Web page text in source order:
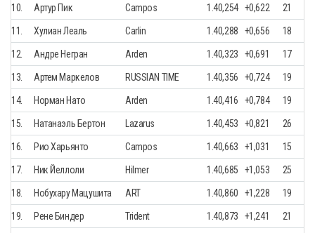
10. Артур Пик Campos 1.40,254 +0,622 21
11. Хулиан Леаль Carlin 1.40,288 +0,656 18
12. Андре Негран Arden 1.40,323 +0,691 17
13. Артем Маркелов RUSSIAN TIME 1.40,356 +0,724 19
14. Норман Нато Arden 1.40,416 +0,784 19
15. Натанаэль Бертон Lazarus 1.40,453 +0,821 26
16. Рио Харьянто Campos 1.40,663 +1,031 15
17. Ник Йеллоли Hilmer 1.40,685 +1,053 25
18. Нобухару Мацушита ART 1.40,860 +1,228 19
19. Рене Биндер Trident 1.40,873 +1,241 21